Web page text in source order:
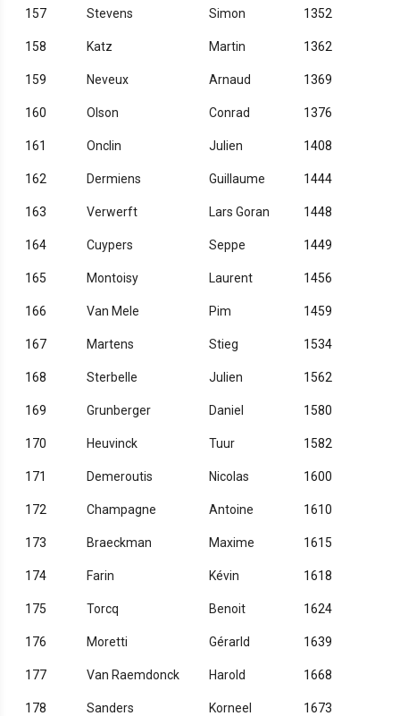
157 Stevens Simon 1352
158 Katz Martin 1362
159 Neveux Arnaud 1369
160 Olson Conrad 1376
161 Onclin Julien 1408
162 Dermiens Guillaume 1444
163 Verwerft Lars Goran 1448
164 Cuypers Seppe 1449
165 Montoisy Laurent 1456
166 Van Mele Pim 1459
167 Martens Stieg 1534
168 Sterbelle Julien 1562
169 Grunberger Daniel 1580
170 Heuvinck Tuur 1582
171 Demeroutis Nicolas 1600
172 Champagne Antoine 1610
173 Braeckman Maxime 1615
174 Farin Kévin 1618
175 Torcq Benoit 1624
176 Moretti Gérarld 1639
177 Van Raemdonck Harold 1668
178 Sanders Korneel 1673